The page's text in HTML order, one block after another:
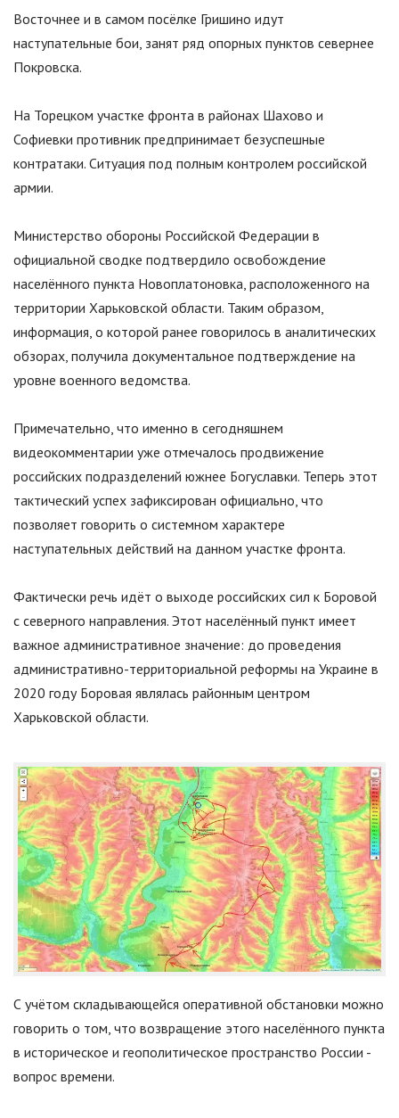
Восточнее и в самом посёлке Гришино идут
наступательные бои, занят ряд опорных пунктов севернее
Покровска.
На Торецком участке фронта в районах Шахово и
Софиевки противник предпринимает безуспешные
контратаки. Ситуация под полным контролем российской
армии.
Министерство обороны Российской Федерации в
официальной сводке подтвердило освобождение
населённого пункта Новоплатоновка, расположенного на
территории Харьковской области. Таким образом,
информация, о которой ранее говорилось в аналитических
обзорах, получила документальное подтверждение на
уровне военного ведомства.
Примечательно, что именно в сегодняшнем
видеокомментарии уже отмечалось продвижение
российских подразделений южнее Богуславки. Теперь этот
тактический успех зафиксирован официально, что
позволяет говорить о системном характере
наступательных действий на данном участке фронта.
Фактически речь идёт о выходе российских сил к Боровой
с северного направления. Этот населённый пункт имеет
важное административное значение: до проведения
административно-территориальной реформы на Украине в
2020 году Боровая являлась районным центром
Харьковской области.
С учётом складывающейся оперативной обстановки можно
говорить о том, что возвращение этого населённого пункта
в историческое и геополитическое пространство России -
вопрос времени.